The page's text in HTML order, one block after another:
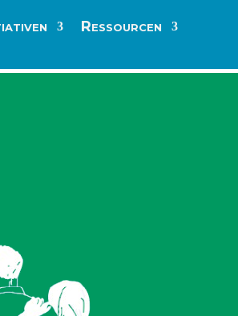
Ressourcen